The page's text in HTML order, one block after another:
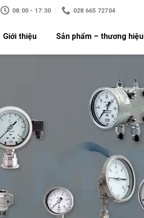
08:00 - 17:30 028 665 72704
Giới thiệu Sản phẩm – thương hiệu